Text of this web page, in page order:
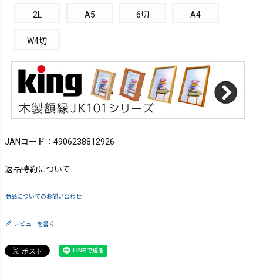
2L A5 6切 A4
W4切
JANコード：4906238812926
返品特約について
商品についてのお問い合わせ
レビューを書く